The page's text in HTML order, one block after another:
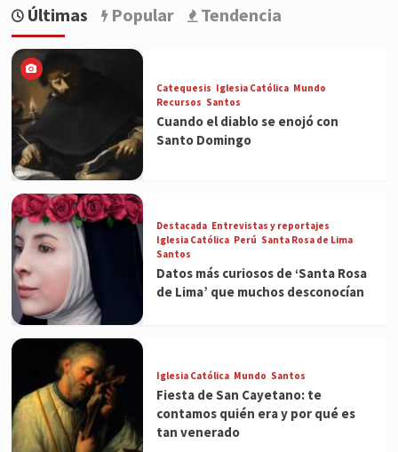
Últimas Popular Tendencia
Catequesis Iglesia Católica Mundo
Recursos Santos
Cuando el diablo se enojó con
Santo Domingo
Destacada Entrevistas y reportajes
Iglesia Católica Perú Santa Rosa de Lima
Santos
Datos más curiosos de ‘Santa Rosa
de Lima’ que muchos desconocían
Iglesia Católica Mundo Santos
Fiesta de San Cayetano: te
contamos quién era y por qué es
tan venerado